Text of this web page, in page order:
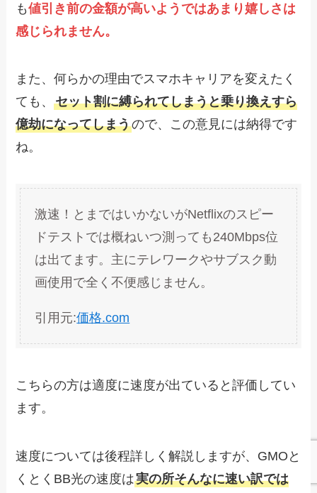
も値引き前の金額が高いようではあまり嬉しさは
感じられません。
また、何らかの理由でスマホキャリアを変えたく
ても、セット割に縛られてしまうと乗り換えすら
億劫になってしまうので、この意見には納得です
ね。
激速！とまではいかないがNetflixのスピー
ドテストでは概ねいつ測っても240Mbps位
は出てます。主にテレワークやサブスク動
画使用で全く不便感じません。
引用元:価格.com
こちらの方は適度に速度が出ていると評価してい
ます。
速度については後程詳しく解説しますが、GMOと
くとくBB光の速度は実の所そんなに速い訳では